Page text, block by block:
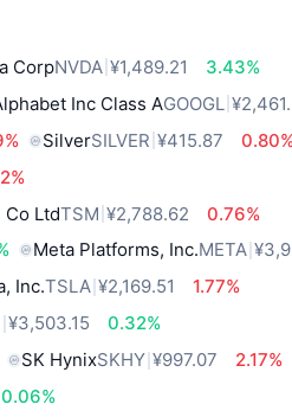
CorpNVDA ¥1,489.21
3.43%
Inc Class AGOOGL
SilverSILVER ¥415.87
LtdTSM ¥2,788.62
0.76%
Meta Platforms, Inc.META
Inc.TSLA ¥2,169.51
1.77%
¥3,503.15
0.32%
SK HynixSKHY ¥997.07
2.17%
0.06%